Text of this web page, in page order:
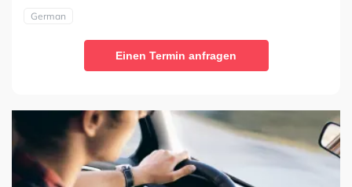
German
Einen Termin anfragen